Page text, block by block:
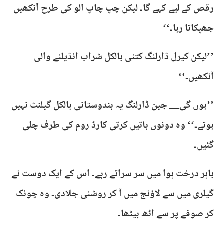
رقص کے لیے کہے گا۔ لیکن چپ چاپ الو کی طرح آنکھیں
جھپکاتا رہا۔‘‘
’’لیکن کیرل ڈارلنگ کتنی بالکل شراب انڈیلنے والی
آنکھیں۔‘‘
’’ہوں گی__ جین ڈارلنگ یہ ہندوستانی بالکل گیلنٹ نہیں
ہوتے۔‘‘ وہ دونوں باتیں کرتی کارڈ روم کی طرف چلی
گئیں۔
باہر درخت ہوا میں سر سراتے رہے۔ اس کے ایک دوست نے
گیلری میں سے لاؤنج میں آ کر روشنی جلادی۔ وہ چونک
کر صوفے پر سے اٹھ بیٹھا۔